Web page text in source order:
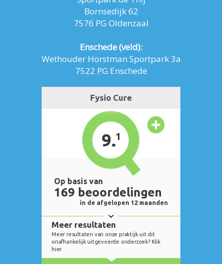
Bornsedijk 62
7576 PG Oldenzaal
Enschede (veld):
Wethouder Horstman Sportpark 3a
7522 PG Enschede